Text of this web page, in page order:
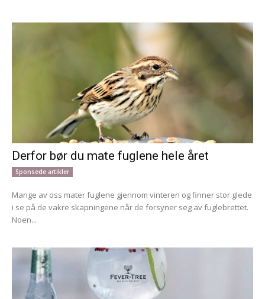
Derfor bør du mate fuglene hele året
Sponsede artikler
Mange av oss mater fuglene gjennom vinteren og finner stor glede
i se på de vakre skapningene når de forsyner seg av fuglebrettet.
Noen...